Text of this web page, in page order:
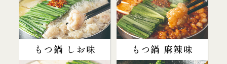
もつ鍋 しお味 もつ鍋 麻辣味